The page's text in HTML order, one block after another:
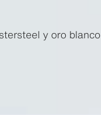
y oro blanco